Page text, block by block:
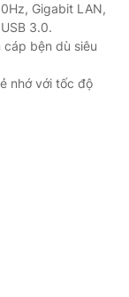
Gigabit LAN,
3.0.
cáp bện dù siêu
nhớ với tốc độ